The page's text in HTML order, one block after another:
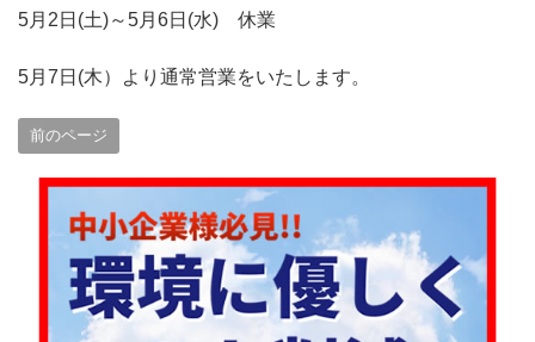
5月2日(土)～5月6日(水) 休業
5月7日(木）より通常営業をいたします。
前のページ